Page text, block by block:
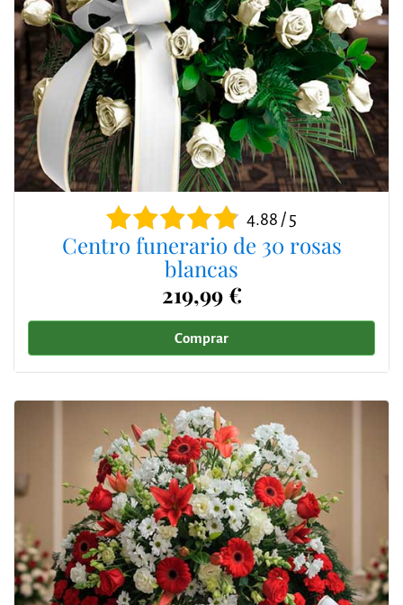
4.88 / 5
Centro funerario de 30 rosas
blancas
219,99 €
Comprar